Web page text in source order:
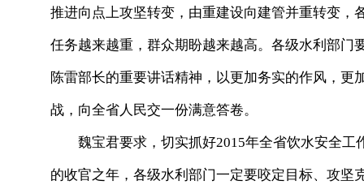
推进向点上攻坚转变，由重建设向建管并重转变
任务越来越重，群众期盼越来越高。各级水利部
陈雷部长的重要讲话精神，以更加务实的作风，
战，向全省人民交一份满意答卷。
魏宝君要求，切实抓好2015年全省饮水安全工
的收官之年，各级水利部门一定要咬定目标、攻